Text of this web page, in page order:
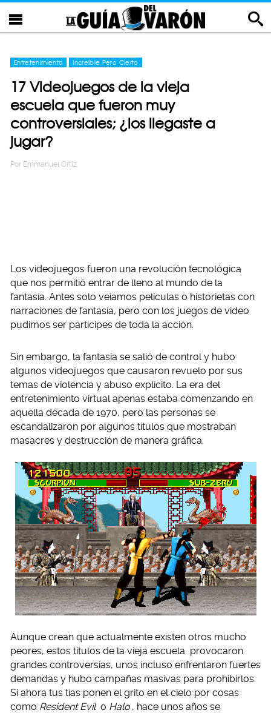
Entretenimiento Increíble Pero Cierto
17 Videojuegos de la vieja
escuela que fueron muy
controversiales; ¿los llegaste a
jugar?
Por Emmanuel Ortiz
Los videojuegos fueron una revolución tecnológica
que nos permitió entrar de lleno al mundo de la
fantasía. Antes solo veíamos películas o historietas con
narraciones de fantasía, pero con los juegos de video
pudimos ser partícipes de toda la acción.
Sin embargo, la fantasía se salió de control y hubo
algunos videojuegos que causaron revuelo por sus
temas de violencia y abuso explícito. La era del
entretenimiento virtual apenas estaba comenzando en
aquella década de 1970, pero las personas se
escandalizaron por algunos títulos que mostraban
masacres y destrucción de manera gráfica.
Aunque crean que actualmente existen otros mucho
peores, estos títulos de la vieja escuela provocaron
grandes controversias, unos incluso enfrentaron fuertes
demandas y hubo campañas masivas para prohibirlos.
Si ahora tus tías ponen el grito en el cielo por cosas
como Resident Evil o Halo , hace unos años se